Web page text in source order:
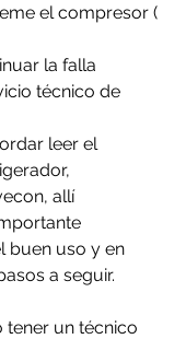
el compresor (
la falla
técnico de
leer el
allí
buen uso y en
a seguir.
tener un técnico